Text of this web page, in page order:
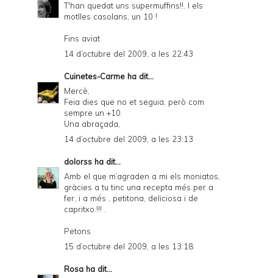
T'han quedat uns supermuffins!!. I els
motlles casolans, un 10 !
Fins aviat
14 d’octubre del 2009, a les 22:43
Cuinetes-Carme ha dit...
Mercè,
Feia dies que no et seguia, però com
sempre un +10.
Una abraçada,
14 d’octubre del 2009, a les 23:13
dolorss ha dit...
Amb el que m’agraden a mi els moniatos,
gràcies a tu tinc una recepta més per a
fer, i a més , petitona, deliciosa i de
capritxo.!!! .
Petons
15 d’octubre del 2009, a les 13:18
Rosa ha dit...